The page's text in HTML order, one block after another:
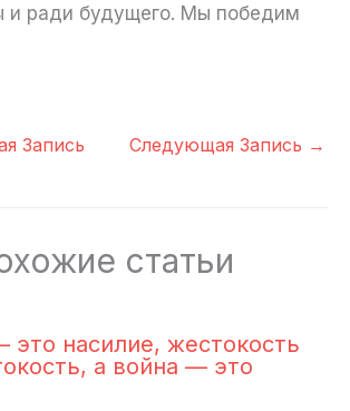
и ради будущего. Мы победим
Запись Следующая Запись →
статьи
это насилие, жестокость
а война — это